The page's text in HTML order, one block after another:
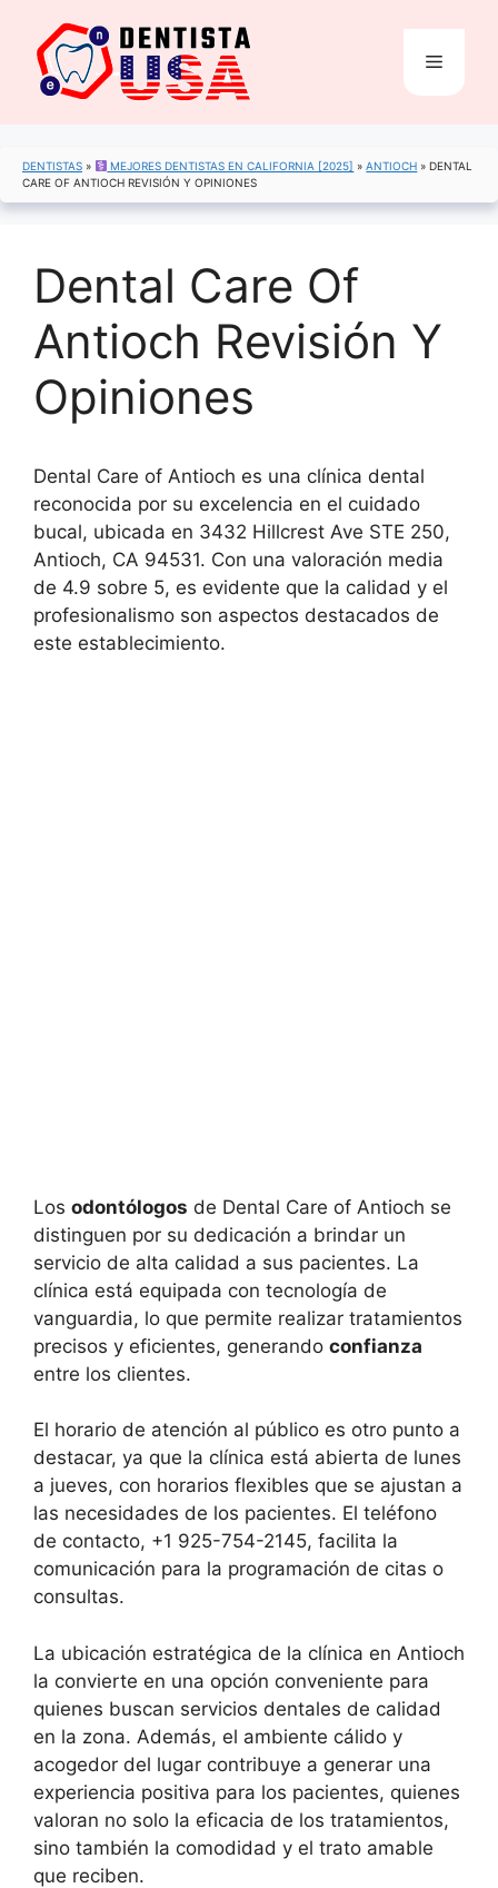
contenido
Menú
DENTISTAS » MEJORES DENTISTAS EN CALIFORNIA [2025] »ANTIOCH »DENTAL
CARE OF ANTIOCH REVISIÓN Y OPINIONES
Dental Care Of
Antioch Revisión Y
Opiniones
Dental Care of Antioch es una clínica dental
reconocida por su excelencia en el cuidado
bucal, ubicada en 3432 Hillcrest Ave STE 250,
Antioch, CA 94531. Con una valoración media
de 4.9 sobre 5, es evidente que la calidad y el
profesionalismo son aspectos destacados de
este establecimiento.
Los odontólogos de Dental Care of Antioch se
distinguen por su dedicación a brindar un
servicio de alta calidad a sus pacientes. La
clínica está equipada con tecnología de
vanguardia, lo que permite realizar tratamientos
precisos y eficientes, generando confianza
entre los clientes.
El horario de atención al público es otro punto a
destacar, ya que la clínica está abierta de lunes
a jueves, con horarios flexibles que se ajustan a
las necesidades de los pacientes. El teléfono
de contacto, +1 925-754-2145, facilita la
comunicación para la programación de citas o
consultas.
La ubicación estratégica de la clínica en Antioch
la convierte en una opción conveniente para
quienes buscan servicios dentales de calidad
en la zona. Además, el ambiente cálido y
acogedor del lugar contribuye a generar una
experiencia positiva para los pacientes, quienes
valoran no solo la eficacia de los tratamientos,
sino también la comodidad y el trato amable
que reciben.